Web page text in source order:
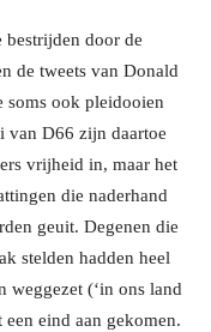
bestrijden door de
de tweets van Donald
soms ook pleidooien
van D66 zijn daartoe
vrijheid in, maar het
die naderhand
geuit. Degenen die
stelden hadden heel
weggezet (‘in ons land
een eind aan gekomen.